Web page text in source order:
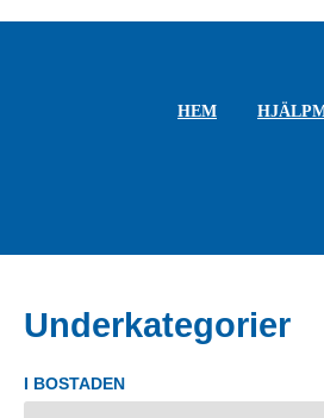
HEM
Underkategorier
I BOSTADEN